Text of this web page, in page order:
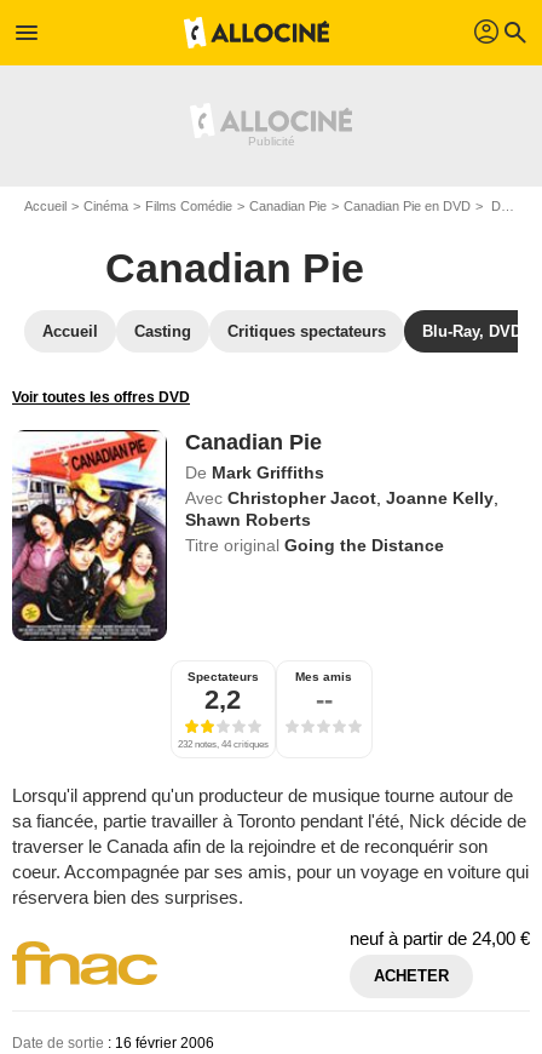
menu profil search
Accueil Cinéma Films Comédie Canadian Pie Canadian Pie en DVD DVD Canadian Pie
Canadian Pie
Accueil Casting Critiques spectateurs Blu-Ray, DVD
Voir toutes les offres DVD
Canadian Pie
De Mark Griffiths
Avec Christopher Jacot ,Joanne Kelly
Shawn Roberts
Titre originalGoing the Distance
Spectateurs
2,2
232 notes, 44 critiques
Mes amis
--
Lorsqu'il apprend qu'un producteur de musique tourne autour de
sa fiancée, partie travailler à Toronto pendant l'été, Nick décide de
traverser le Canada afin de la rejoindre et de reconquérir son
coeur. Accompagnée par ses amis, pour un voyage en voiture qui
réservera bien des surprises.
neuf à partir de 24,00 €
ACHETER
Date de sortie : 16 février 2006